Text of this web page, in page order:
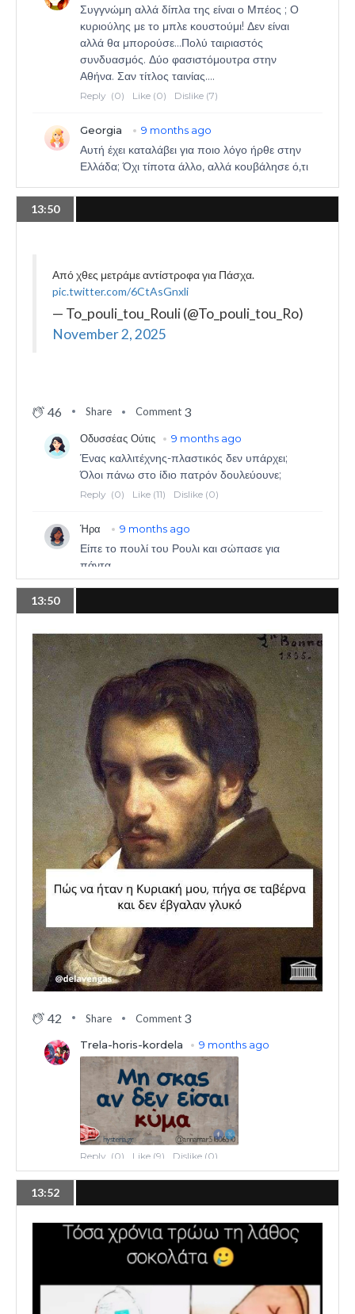
13:50
Από χθες μετράμε αντίστροφα για Πάσχα.
pic.twitter.com/6CtAsGnxli
— To_pouli_tou_Rouli (@To_pouli_tou_Ro)
November 2, 2025
46 Share Comment 3
13:50
42 Share Comment 3
13:52